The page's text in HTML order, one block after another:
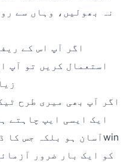
نہ بھولیں، وہاں سے
اگر آپ اس کے
استعمال کریں تو آپ
اگر آپ بھی میری طرح
ایک ایسی ایپ چاہتے
کو ایک بار ضرور